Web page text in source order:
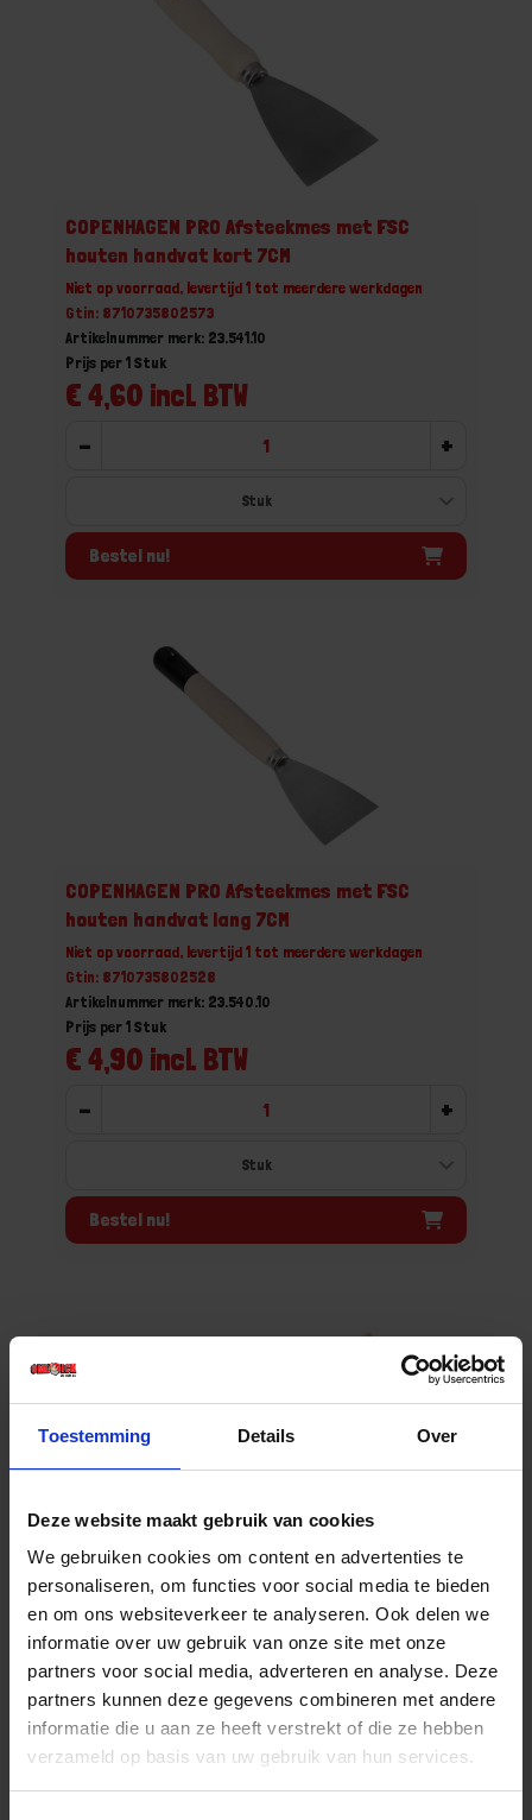
Toestemming Details Over
Deze website maakt gebruik van cookies
We gebruiken cookies om content en advertenties te
personaliseren, om functies voor social media te bieden
en om ons websiteverkeer te analyseren. Ook delen we
informatie over uw gebruik van onze site met onze
partners voor social media, adverteren en analyse. Deze
partners kunnen deze gegevens combineren met andere
informatie die u aan ze heeft verstrekt of die ze hebben
verzameld op basis van uw gebruik van hun services.
COPENHAGEN PRO Afsteekmes met FSC
houten handvat kort 7CM
Niet op voorraad, levertijd 1 tot meerdere werkdagen
Gtin: 8710735802573
Artikelnummer merk: 23.541.10
€ 4,60 incl. BTW
Prijs per 1 Stuk
- +
Bestel nu!
COPENHAGEN PRO Afsteekmes met FSC
houten handvat lang 7CM
Niet op voorraad, levertijd 1 tot meerdere werkdagen
Gtin: 8710735802528
Artikelnummer merk: 23.540.10
€ 4,90 incl. BTW
Prijs per 1 Stuk
- +
Bestel nu!
DE WIT Afsteekmes 9,5CM gesmeed met steel
1500X32MM
Niet op voorraad, levertijd 1 tot meerdere werkdagen
Gtin: 8712129625300,BBKO962530
Artikelnummer merk: 962530
€ 32,67 incl. BTW
Prijs per 1 Stuk